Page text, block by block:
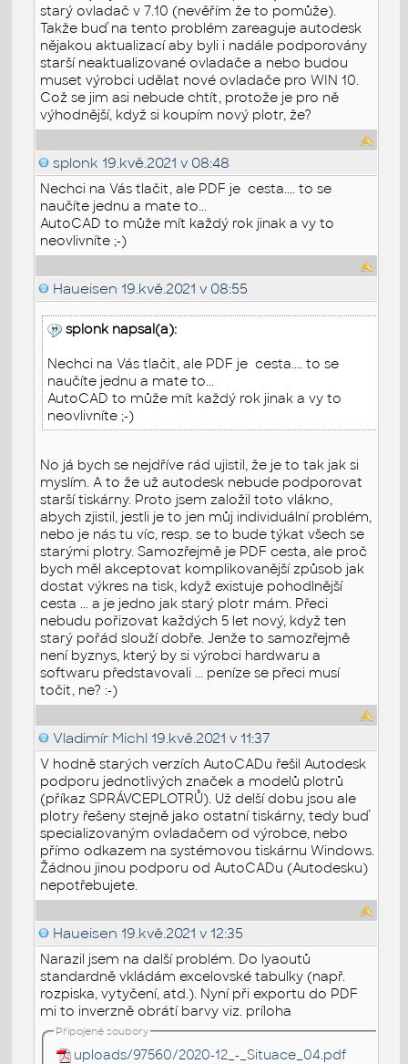
starý ovladač v 7.10 (nevěřím že to pomůže).
Takže buď na tento problém zareaguje autodesk
nějakou aktualizací aby byli i nadále podporovány
starší neaktualizované ovladače a nebo budou
muset výrobci udělat nové ovladače pro WIN 10.
Což se jim asi nebude chtít, protože je pro ně
výhodnější, když si koupím nový plotr, že?
splonk 19.kvě.2021 v 08:48
Nechci na Vás tlačit, ale PDF je cesta.... to se
naučíte jednu a mate to...
AutoCAD to může mít každý rok jinak a vy to
neovlivníte ;-)
Haueisen 19.kvě.2021 v 08:55
splonk napsal(a):
Nechci na Vás tlačit, ale PDF je cesta.... to se
naučíte jednu a mate to...
AutoCAD to může mít každý rok jinak a vy to
neovlivníte ;-)
No já bych se nejdříve rád ujistil, že je to tak jak si
myslím. A to že už autodesk nebude podporovat
starší tiskárny. Proto jsem založil toto vlákno,
abych zjistil, jestli je to jen můj individuální problém,
nebo je nás tu víc, resp. se to bude týkat všech se
starými plotry. Samozřejmě je PDF cesta, ale proč
bych měl akceptovat komplikovanější způsob jak
dostat výkres na tisk, když existuje pohodlnější
cesta ... a je jedno jak starý plotr mám. Přeci
nebudu pořizovat každých 5 let nový, když ten
starý pořád slouží dobře. Jenže to samozřejmě
není byznys, který by si výrobci hardwaru a
softwaru představovali ... peníze se přeci musí
točit, ne? :-)
Vladimír Michl 19.kvě.2021 v 11:37
V hodně starých verzích AutoCADu řešil Autodesk
podporu jednotlivých značek a modelů plotrů
(příkaz SPRÁVCEPLOTRŮ). Už delší dobu jsou ale
plotry řešeny stejně jako ostatní tiskárny, tedy buď
specializovaným ovladačem od výrobce, nebo
přímo odkazem na systémovou tiskárnu Windows.
Žádnou jinou podporu od AutoCADu (Autodesku)
nepotřebujete.
Haueisen 19.kvě.2021 v 12:35
Narazil jsem na další problém. Do lyaoutů
standardně vkládám excelovské tabulky (např.
rozpiska, vytyčení, atd.). Nyní při exportu do PDF
mi to inverzně obrátí barvy viz. príloha
Připojené soubory
uploads/97560/2020-12_-_Situace_04.pdf